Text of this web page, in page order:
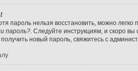
пароль нельзя восстановить, можно
пароль?. Следуйте инструкциям, и скоро
получить новый пароль, свяжитесь с